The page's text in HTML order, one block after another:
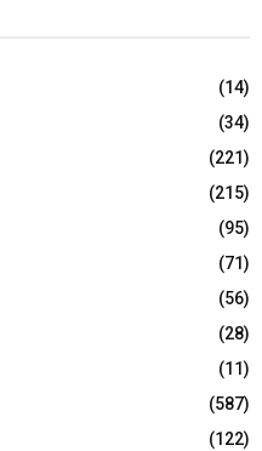
(14)
(34)
(221)
(215)
(95)
(71)
(56)
(28)
(11)
(587)
(122)